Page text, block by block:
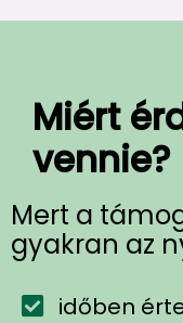
Mert a
gyakran az
időben
Miért
vennie?